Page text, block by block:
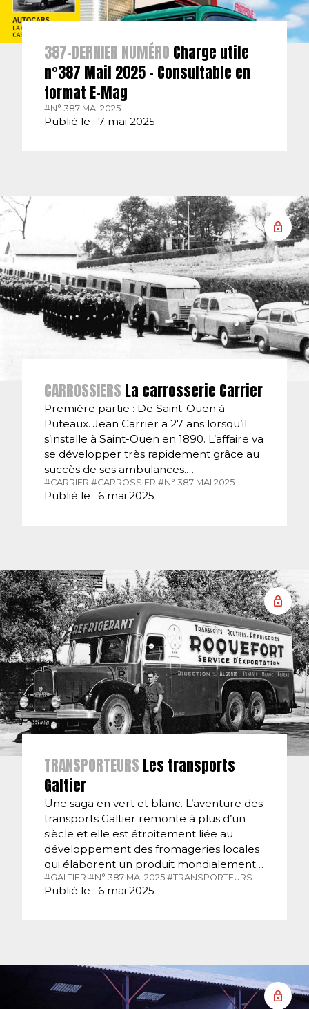
387-DERNIER NUMÉRO Charge utile
n°387 Mail 2025 – Consultable en
format E-Mag
#N° 387 MAI 2025.
Publié le : 7 mai 2025
CARROSSIERS La carrosserie Carrier
Première partie : De Saint-Ouen à
Puteaux. Jean Carrier a 27 ans lorsqu’il
s’installe à Saint-Ouen en 1890. L’affaire va
se développer très rapidement grâce au
succès de ses ambulances.…
#CARRIER.#CARROSSIER.#N° 387 MAI 2025.
Publié le : 6 mai 2025
TRANSPORTEURS Les transports
Galtier
Une saga en vert et blanc. L’aventure des
transports Galtier remonte à plus d’un
siècle et elle est étroitement liée au
développement des fromageries locales
qui élaborent un produit mondialement…
#GALTIER.#N° 387 MAI 2025.#TRANSPORTEURS.
Publié le : 6 mai 2025